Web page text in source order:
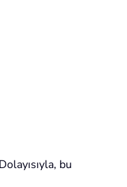
bu